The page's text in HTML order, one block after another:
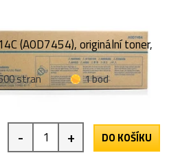
(A0D7454), originální toner,
stran
1 bod
- + DO KOŠÍKU